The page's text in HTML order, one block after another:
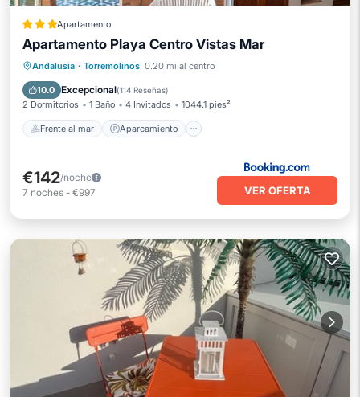
Apartamento
Apartamento Playa Centro Vistas Mar
Andalusia · Torremolinos 0.20 mi al centro
10.0 Excepcional(114 Reseñas)
2 Dormitorios 1 Baño 4 Invitados 1044.1 pies²
Frente al mar Aparcamiento
Frente al mar Aparcamiento
Esquí
€142/noche
7 noches - €997 VER OFERTA